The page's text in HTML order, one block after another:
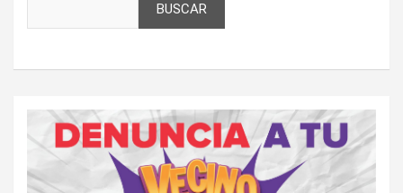
BUSCAR